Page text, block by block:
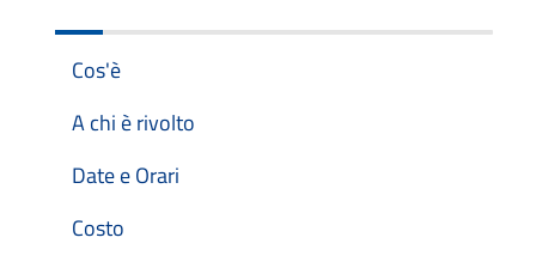
Cos'è
A chi è rivolto
Date e Orari
Costo